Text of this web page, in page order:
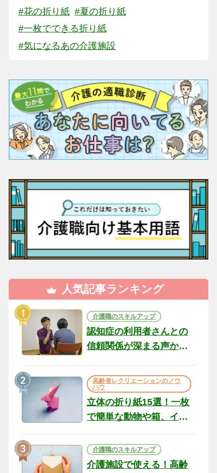
#花の折り紙 #夏の折り紙
#一枚でできる折り紙
#気になるあの介護施設
人気記事ランキング
介護職のスキルアップ
認知症の利用者さんとの
信頼関係が深まる声かけ
の現場から（22）
高齢者レクリエーションのノウ
ハウ
立体の折り紙15選！一枚
で簡単な動物や箱、イン
介護職のスキルアップ
介護施設で使える！高齢